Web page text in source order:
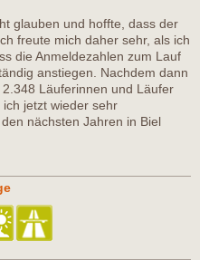
glauben und hoffte, dass der
freute mich daher sehr, als ich
die Anmeldezahlen zum Lauf
anstiegen. Nachdem dann
Läuferinnen und Läufer
jetzt wieder sehr
nächsten Jahren in Biel